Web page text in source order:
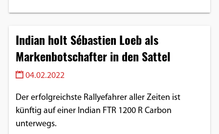
Indian holt Sébastien Loeb als
Markenbotschafter in den Sattel
04.02.2022
Der erfolgreichste Rallyefahrer aller Zeiten ist
künftig auf einer Indian FTR 1200 R Carbon
unterwegs.